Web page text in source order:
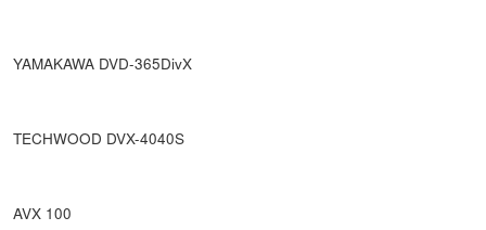
YAMAKAWA DVD-365DivX
TECHWOOD DVX-4040S
AVX 100